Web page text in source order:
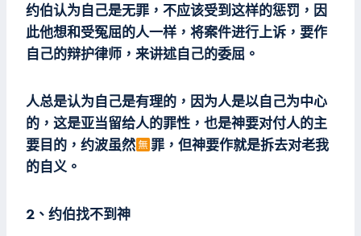
约伯认为自己是无罪，不应该受到这样的惩罚，因
此他想和受冤屈的人一样，将案件进行上诉，要作
自己的辩护律师，来讲述自己的委屈。
人总是认为自己是有理的，因为人是以自己为中心
的，这是亚当留给人的罪性，也是神要对付人的主
要目的，约波虽然
罪，但神要作就是拆去对老我
的自义。
2、约伯找不到神